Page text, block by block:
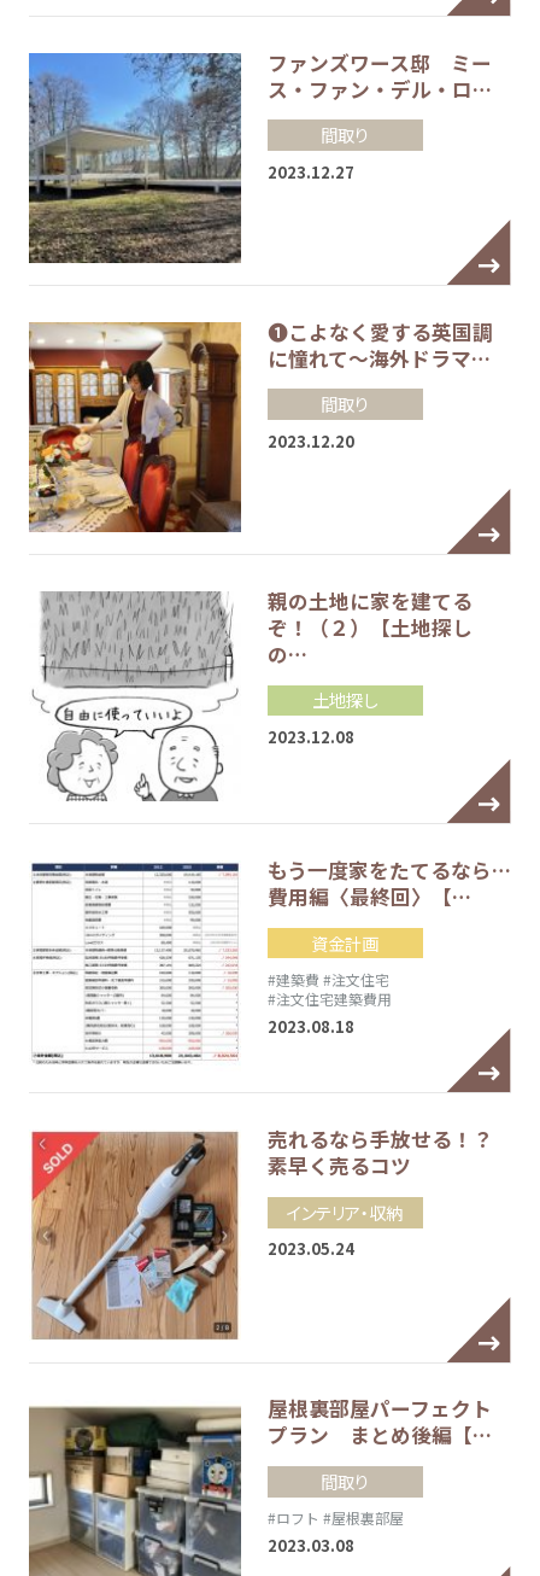
ファンズワース邸 ミー
ス・ファン・デル・ロ…
間取り
2023.12.27
❶こよなく愛する英国調
に憧れて～海外ドラマ…
間取り
2023.12.20
親の土地に家を建てる
ぞ！（２）【土地探し
の…
土地探し
2023.12.08
もう一度家をたてるなら…
費用編〈最終回〉【…
資金計画
#建築費 #注文住宅
#注文住宅建築費用
2023.08.18
売れるなら手放せる！？
素早く売るコツ
インテリア・収納
2023.05.24
屋根裏部屋パーフェクト
プラン まとめ後編【…
間取り
#ロフト #屋根裏部屋
2023.03.08